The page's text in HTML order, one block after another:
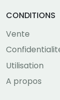
CONDITIONS
Vente
Utilisation
A propos